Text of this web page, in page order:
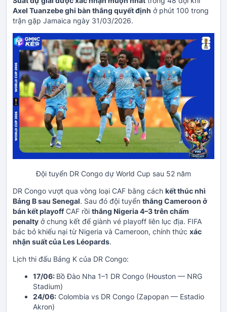
Axel Tuanzebe ghi bàn thắng quyết định ở phút 100 trong
trận gặp Jamaica ngày 31/03/2026.
Đội tuyển DR Congo dự World Cup sau 52 năm
DR Congo vượt qua vòng loại CAF bằng cách kết thúc nhì
Bảng B sau Senegal. Sau đó đội tuyển thắng Cameroon ở
bán kết playoffCAF rồi thắng Nigeria 4–3 trên chấm
penalty ở chung kết để giành vé playoff liên lục địa. FIFA
bác bỏ khiếu nại từ Nigeria và Cameroon, chính thức xác
nhận suất của Les Léopards.
Lịch thi đấu Bảng K của DR Congo:
17/06: Bồ Đào Nha 1–1 DR Congo (Houston — NRG
Stadium)
24/06: Colombia vs DR Congo (Zapopan — Estadio
Akron)